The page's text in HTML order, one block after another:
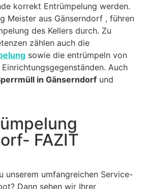
korrekt Entrümpelung werden.
Meister aus Gänserndorf , führen
des Kellers durch. Zu
zählen auch die
sowie die entrümpeln von
Auch
in Gänserndorf und
FAZIT
unserem umfangreichen Service-
Dann sehen wir Ihrer